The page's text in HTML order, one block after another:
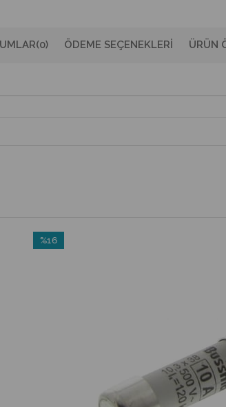
(0) ÖDEME SEÇENEKLERI ÜRÜN
%16